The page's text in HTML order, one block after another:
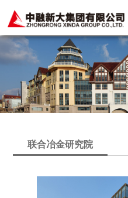
联合冶金研究院